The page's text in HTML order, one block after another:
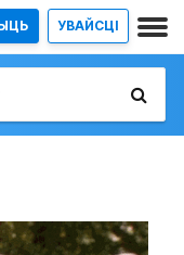
УВАЙСЦІ